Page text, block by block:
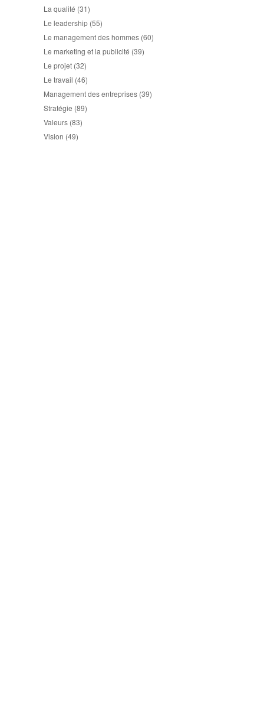
La qualité (31)
Le leadership (55)
Le management des hommes (60)
Le marketing et la publicité (39)
Le projet (32)
Le travail (46)
Management des entreprises (39)
Stratégie (89)
Valeurs (83)
Vision (49)